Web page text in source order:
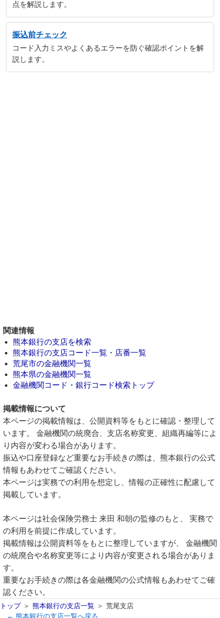
点を解説します。
振込前チェック
コード入力ミスやよくあるエラーを防ぐ確認ポイントを解
説します。
関連情報
熊本銀行の支店を検索
熊本銀行の支店コード一覧・店番一覧
荒尾市の金融機関一覧
熊本県の金融機関一覧
金融機関コード・銀行コード検索トップ
掲載情報について
本ページの掲載情報は、公開資料等をもとに確認・整理して
います。 金融機関の統廃合、支店名称変更、組織再編等によ
り内容が変わる場合があります。
振込や口座登録など重要なお手続きの際は、熊本銀行の公式
情報もあわせてご確認ください。
本ページは実務での利用を想定し、情報の正確性に配慮して
掲載しています。
本ページは社会保険労務士 来田 和朝の監修のもと、 実務で
の利用を前提に作成しています。
掲載情報は公開資料等をもとに整理していますが、 金融機関
の統廃合や名称変更等により内容が変更される場合がありま
す。
重要なお手続きの際は各金融機関の公式情報もあわせてご確
認ください。
トップ 熊本銀行の支店一覧
荒尾支店
← 熊本銀行の支店一覧へ戻る